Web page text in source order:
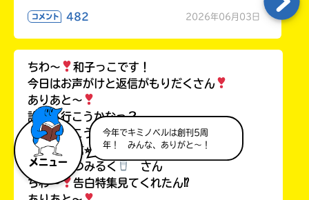
メニュー
今年でキミノベルは創刊5周
年！ みんな、ありがと～！
コメント 482 2026年06月03日
ちわ〜
和子っこです！
今日はお声がけと返信がもりだくさん
ありあと〜
誰から行こうかなっ？
上から行こう。うん。
♡⭐︎〜⭐︎返信⭐︎〜⭐︎♡
ここなつみるく
さん
ちわ〜
告白特集見てくれたん⁉︎